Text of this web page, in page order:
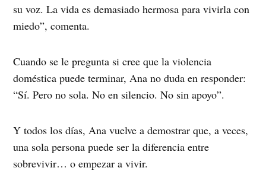
su voz. La vida es demasiado hermosa para vivirla con
miedo”, comenta.
Cuando se le pregunta si cree que la violencia
doméstica puede terminar, Ana no duda en responder:
“Sí. Pero no sola. No en silencio. No sin apoyo”.
Y todos los días, Ana vuelve a demostrar que, a veces,
una sola persona puede ser la diferencia entre
sobrevivir… o empezar a vivir.